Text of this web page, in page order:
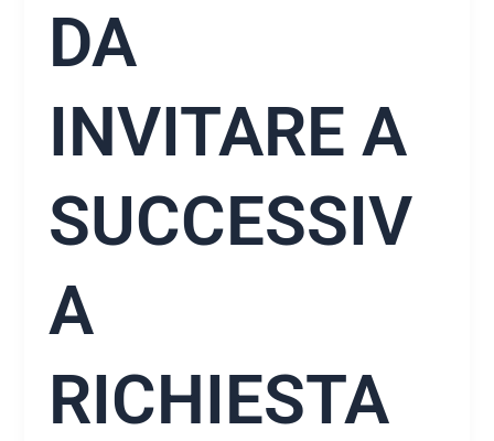
DA
INVITARE A
SUCCESSIV
A
RICHIESTA